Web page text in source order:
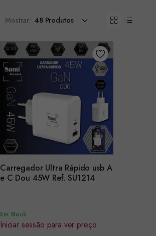
Mostrar:
Carregador Ultra Rápido usb A
e C Dou 45W Ref. SU1214
Encomendar
Em Stock
Iniciar sessão para ver preço